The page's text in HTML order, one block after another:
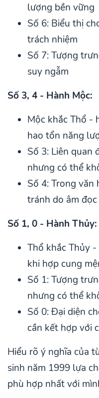
lượng bền vững
Số 6: Biểu thị
trách nhiệm
Số 7: Tượng
suy ngẫm
Số 3, 4 - Hành Mộc:
Mộc khắc Thổ -
hao tổn năng
Số 3: Liên quan
nhưng có thể
Số 4: Trong
tránh do âm
Số 1, 0 - Hành Thủy:
Thổ khắc Thủy
khi hợp cung
Số 1: Tượng
nhưng có thể
Số 0: Đại diện
cần kết hợp với
Hiểu rõ ý nghĩa của
sinh năm 1999 lựa
phù hợp nhất với